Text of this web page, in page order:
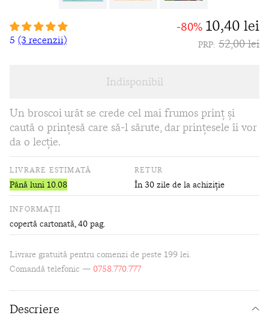
5 (3 recenzii)
-80% 10,40 lei
PRP: 52,00 lei
Indisponibil
Un broscoi urât se crede cel mai frumos prinț și
caută o prinţesă care să-l sărute, dar prinţesele îi vor
da o lecţie.
LIVRARE ESTIMATĂ
Până luni 10.08
RETUR
În 30 zile de la achiziție
INFORMAȚII
copertă cartonată, 40 pag.
Livrare gratuită pentru comenzi de peste 199 lei.
Comandă telefonic — 0758.770.777
Descriere